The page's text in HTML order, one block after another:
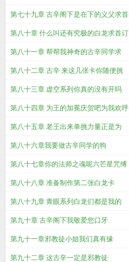
第七十九章 古辛阁下是在下的义父求首
第八十章 什么叫还有究极的白龙求首订
第八十一章 帮帮我神奇的古辛同学求
第八十二章 古辛 来这几张卡你随便挑
第八十三章 虚空系列你真的没有开吗
第八十四章 为王的加冕庆贺吧为我欢呼
第八十五章 老王出来单挑力量正是为
第八十六章我要做古辛同学的狗
第八十七章你的法师之魂呢六芒星咒缚
第八十八章 准备制作第二张白龙卡
第八十九章 青眼系列白龙们都是我的
第九十章 古辛阁下我敬爱您口牙
第九十一章邪教徒小姐我们真有缘
第九十二章 这古辛一定是邪教徒